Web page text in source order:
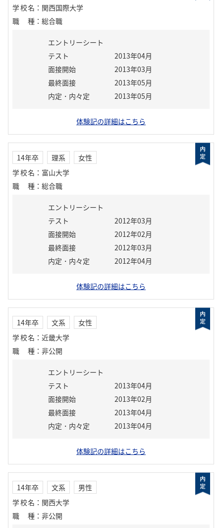
学校名 ： 関西国際大学
職種 ： 総合職
エントリーシート
テスト
2013年04月
面接開始
2013年03月
最終面接
2013年05月
内定・内々定
2013年05月
体験記の詳細はこちら
14年卒 理系
女性
学校名 ： 富山大学
職種 ： 総合職
エントリーシート
テスト
2012年03月
面接開始
2012年02月
最終面接
2012年03月
内定・内々定
2012年04月
体験記の詳細はこちら
14年卒 文系
女性
学校名 ： 近畿大学
職種 ： 非公開
エントリーシート
テスト
2013年04月
面接開始
2013年02月
最終面接
2013年04月
内定・内々定
2013年04月
体験記の詳細はこちら
14年卒 文系
男性
学校名 ： 関西大学
職種 ： 非公開